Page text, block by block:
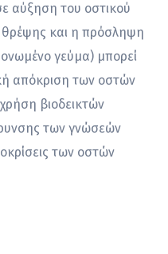
αύξηση του οστικού
και η πρόσληψη
γεύμα) μπορεί
απόκριση των οστών
βιοδεικτών
των γνώσεών
των οστών